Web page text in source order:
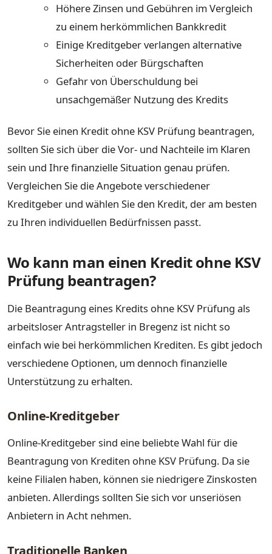
Höhere Zinsen und Gebühren im Vergleich
zu einem herkömmlichen Bankkredit
Einige Kreditgeber verlangen alternative
Sicherheiten oder Bürgschaften
Gefahr von Überschuldung bei
unsachgemäßer Nutzung des Kredits
Bevor Sie einen Kredit ohne KSV Prüfung beantragen,
sollten Sie sich über die Vor- und Nachteile im Klaren
sein und Ihre finanzielle Situation genau prüfen.
Vergleichen Sie die Angebote verschiedener
Kreditgeber und wählen Sie den Kredit, der am besten
zu Ihren individuellen Bedürfnissen passt.
Wo kann man einen Kredit ohne KSV
Prüfung beantragen?
Die Beantragung eines Kredits ohne KSV Prüfung als
arbeitsloser Antragsteller in Bregenz ist nicht so
einfach wie bei herkömmlichen Krediten. Es gibt jedoch
verschiedene Optionen, um dennoch finanzielle
Unterstützung zu erhalten.
Online-Kreditgeber
Online-Kreditgeber sind eine beliebte Wahl für die
Beantragung von Krediten ohne KSV Prüfung. Da sie
keine Filialen haben, können sie niedrigere Zinskosten
anbieten. Allerdings sollten Sie sich vor unseriösen
Anbietern in Acht nehmen.
Traditionelle Banken